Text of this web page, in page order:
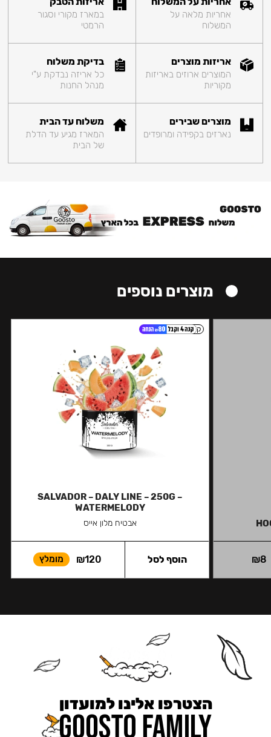
אחריות מלאה על
המשלוח
במארז מקורי וסגור
הרמטי
אריזות מוצרים
המוצרים ארוזים באריזות
מקוריות
בדיקת משלוח
כל אריזה נבדקת ע"י
מנהל החנות
מוצרים שבירים
נארזים בקפידה ומרופדים
משלוח עד הבית
המארז מגיע עד הדלת
של הבית
מוצרים נוספים
₪8
קל
SALVADOR – DALY LINE – 250G –
WATERMELODY
אבטיח מלון אייס
₪120 מומלץ הוסף לסל
הצטרפו אלינו למועדון